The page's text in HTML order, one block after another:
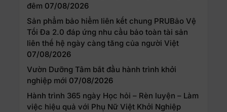
đêm 07/08/2026
Sản phẩm bảo hiểm liên kết chung PRUBảo Vệ
Tối Đa 2.0 đáp ứng nhu cầu bảo toàn tài sản
liên thế hệ ngày càng tăng của người Việt
07/08/2026
Vườn Dưỡng Tâm bắt đầu hành trình khởi
nghiệp mới 07/08/2026
Hành trình 365 ngày Học hỏi – Rèn luyện – Làm
việc hiệu quả với Phụ Nữ Việt Khởi Nghiệp